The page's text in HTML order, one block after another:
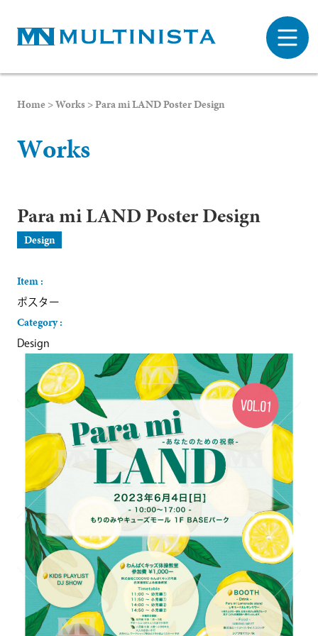
Home>Works>Para mi LAND Poster Design
Works
Para mi LAND Poster Design
Design
Item :
ポスター
Category :
Design